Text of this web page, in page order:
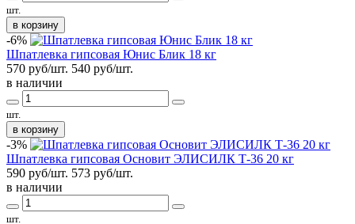
шт.
в корзину
-6%
Шпатлевка гипсовая Юнис Блик 18 кг
570 руб/шт. 540 руб/шт.
в наличии
шт.
в корзину
-3%
Шпатлевка гипсовая Основит ЭЛИСИЛК Т-36 20 кг
590 руб/шт. 573 руб/шт.
в наличии
шт.